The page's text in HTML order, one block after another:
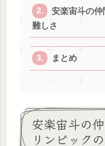
安楽宙斗の
難しさ
まとめ
安楽宙斗の
リンピック